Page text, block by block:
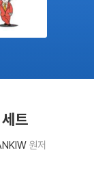
트
원저